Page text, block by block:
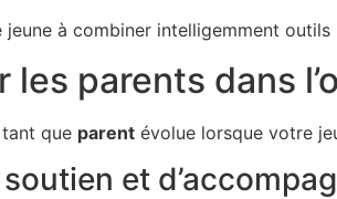
jeune à combiner intelligemment
les parents dans
que parent évolue lorsque votre
et